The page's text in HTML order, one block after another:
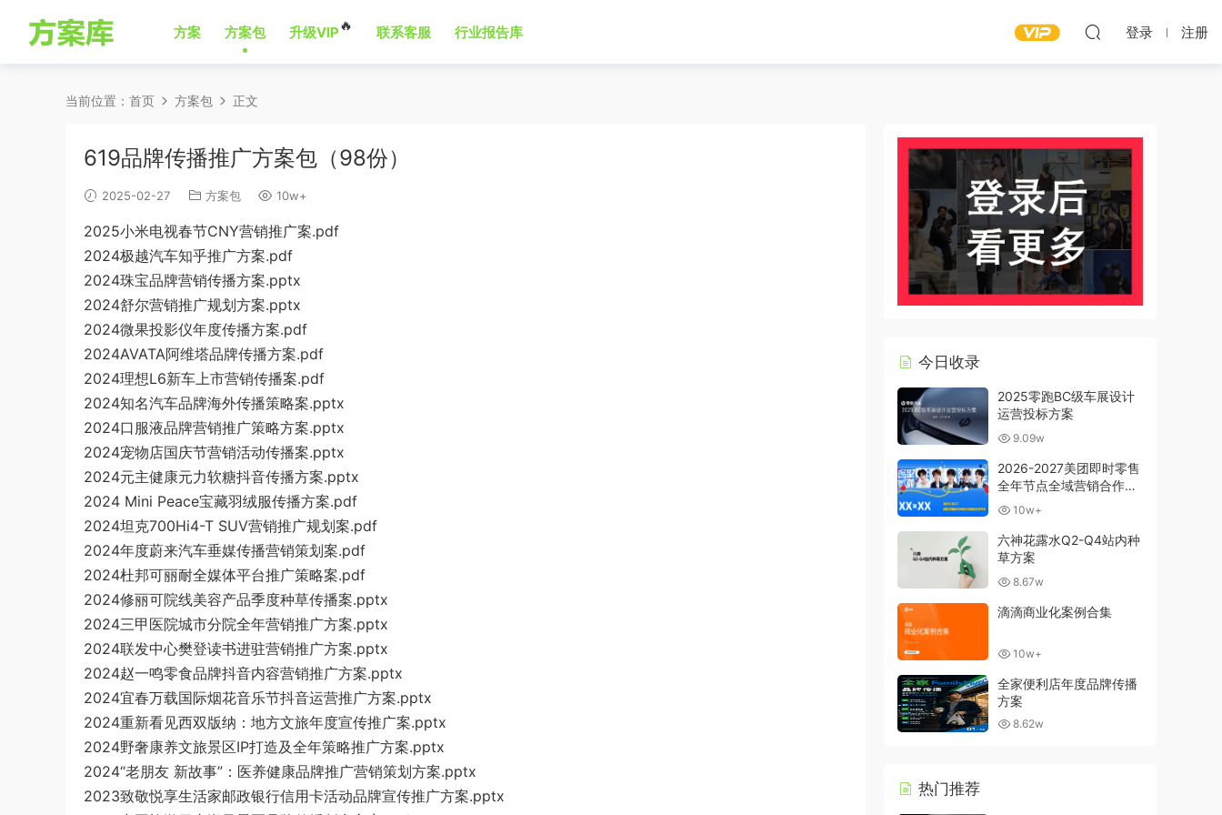
方案 方案包 升级VIP🔥 联系客服 行业报告库 登录 注册
当前位置： 首页 方案包 正文
619品牌传播推广方案包（98份）
2025-02-27 方案包 10w+
2025小米电视春节CNY营销推广案.pdf
2024极越汽车知乎推广方案.pdf
2024珠宝品牌营销传播方案.pptx
2024舒尔营销推广规划方案.pptx
2024微果投影仪年度传播方案.pdf
2024AVATA阿维塔品牌传播方案.pdf
2024理想L6新车上市营销传播案.pdf
2024知名汽车品牌海外传播策略案.pptx
2024口服液品牌营销推广策略方案.pptx
2024宠物店国庆节营销活动传播案.pptx
2024元主健康元力软糖抖音传播方案.pptx
2024 Mini Peace宝藏羽绒服传播方案.pdf
2024坦克700Hi4-T SUV营销推广规划案.pdf
2024年度蔚来汽车垂媒传播营销策划案.pdf
2024杜邦可丽耐全媒体平台推广策略案.pdf
2024修丽可院线美容产品季度种草传播案.pptx
2024三甲医院城市分院全年营销推广方案.pptx
2024联发中心樊登读书进驻营销推广方案.pptx
2024赵一鸣零食品牌抖音内容营销推广方案.pptx
2024宜春万载国际烟花音乐节抖音运营推广方案.pptx
2024重新看见西双版纳：地方文旅年度宣传推广案.pptx
2024野奢康养文旅景区IP打造及全年策略推广方案.pptx
2024“老朋友 新故事”：医养健康品牌推广营销策划方案.pptx
2023致敬悦享生活家邮政银行信用卡活动品牌宣传推广方案.pptx
今日收录
2025零跑BC级车展设计
运营投标方案
9.09w
2026-2027美团即时零售
全年节点全域营销合作方
案 10w+
六神花露水Q2-Q4站内种
草方案
8.67w
滴滴商业化案例合集
10w+
全家便利店年度品牌传播
方案
8.62w
热门推荐